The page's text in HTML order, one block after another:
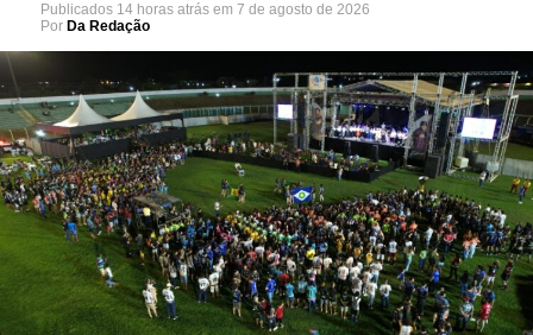
Publicados 14 horas atrás em 7 de agosto de 2026
Por Da Redação